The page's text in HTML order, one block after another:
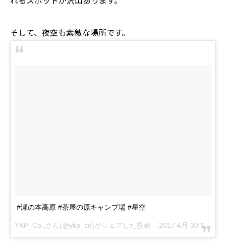
そして、夜空も素敵な場所です。
#瀬の本高原 #茶屋の原キャンプ場 #星空
YKP_Co.,さん(@ykp_co)がシェアした投稿 – 2017 4月 30 10:07午後 PDT